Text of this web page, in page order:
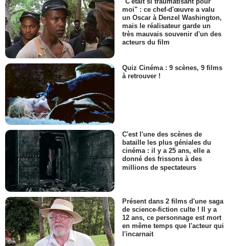
moi" : ce chef-d'œuvre a valu
un Oscar à Denzel Washington,
mais le réalisateur garde un
très mauvais souvenir d'un des
acteurs du film
Quiz Cinéma : 9 scènes, 9 films
à retrouver !
C'est l'une des scènes de
bataille les plus géniales du
cinéma : il y a 25 ans, elle a
donné des frissons à des
millions de spectateurs
Présent dans 2 films d'une saga
de science-fiction culte ! Il y a
12 ans, ce personnage est mort
en même temps que l'acteur qui
l'incarnait